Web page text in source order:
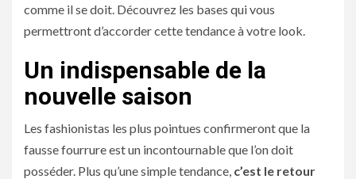
comme il se doit. Découvrez les bases qui vous
permettront d’accorder cette tendance à votre look.
Un indispensable de la
nouvelle saison
Les fashionistas les plus pointues confirmeront que la
fausse fourrure est un incontournable que l’on doit
posséder. Plus qu’une simple tendance, c’est le retour